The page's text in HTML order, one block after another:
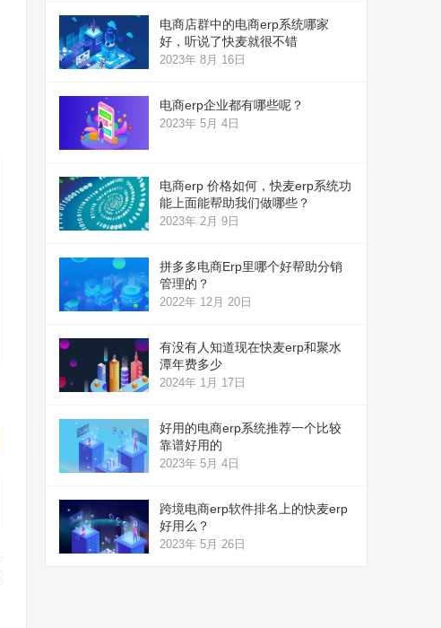
电商店群中的电商erp系统哪家
好，听说了快麦就很不错
2023年 8月 16日
电商erp企业都有哪些呢？
2023年 5月 4日
电商erp 价格如何，快麦erp系统功
能上面能帮助我们做哪些？
2023年 2月 9日
拼多多电商Erp里哪个好帮助分销
管理的？
2022年 12月 20日
有没有人知道现在快麦erp和聚水
潭年费多少
2024年 1月 17日
好用的电商erp系统推荐一个比较
靠谱好用的
2023年 5月 4日
跨境电商erp软件排名上的快麦erp
好用么？
2023年 5月 26日